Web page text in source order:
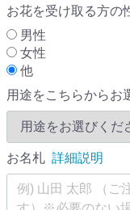
お花を受け取る方の
男性
女性
他
用途をこちらからお
お名札 詳細説明